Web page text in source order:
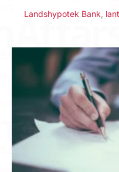
Landshypotek Bank